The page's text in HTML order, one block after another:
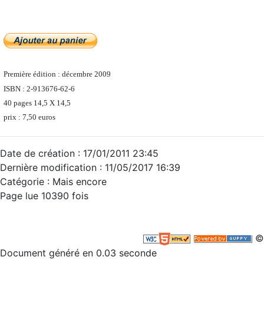
Première édition : décembre 2009
ISBN : 2-913676-62-6
40 pages 14,5 X 14,5
prix : 7,50 euros
Date de création : 17/01/2011 23:45
Dernière modification : 11/05/2017 16:39
Catégorie : Mais encore
Page lue 10390 fois
©
Document généré en 0.03 seconde